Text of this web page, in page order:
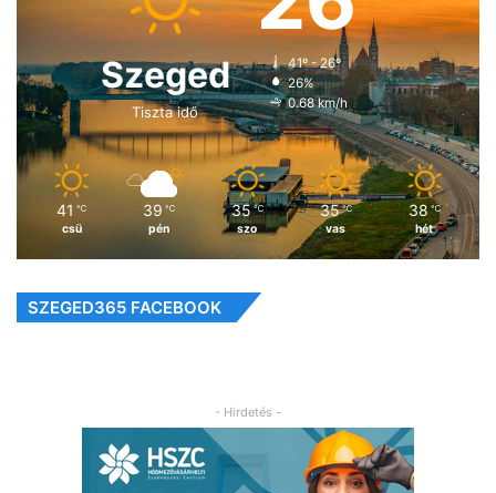
Szeged
Tiszta idő
41º - 26º
26%
0.68 km/h
41 ℃
csü
39 ℃
pén
35 ℃
szo
35 ℃
vas
38 ℃
hét
SZEGED365 FACEBOOK
- Hirdetés -